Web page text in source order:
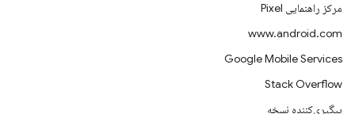
مرکز راهنمایی Pixel
www.android.com
Google Mobile Services
Stack Overflow
پیگیری‌کننده نسخه